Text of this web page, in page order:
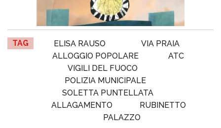
TAG ELISA RAUSO
VIA PRAIA
ALLOGGIO POPOLARE
ATC
VIGILI DEL FUOCO
POLIZIA MUNICIPALE
SOLETTA PUNTELLATA
ALLAGAMENTO
RUBINETTO
PALAZZO